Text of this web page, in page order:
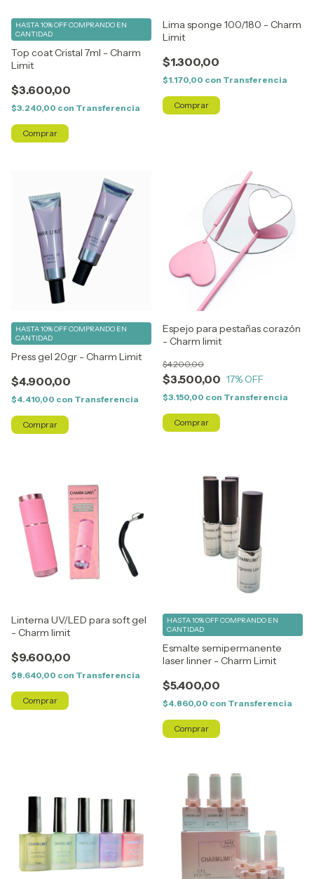
Top coat Cristal 7ml - Charm
Limit
$3.600,00
HASTA 10% OFFCOMPRANDO EN
CANTIDAD
$3.240,00 con Transferencia
Lima sponge 100/180 - Charm
Limit
$1.300,00
$1.170,00 con Transferencia
Press gel 20gr - Charm Limit
$4.900,00
HASTA 10% OFFCOMPRANDO EN
CANTIDAD
$4.410,00 con Transferencia
Espejo para pestañas corazón
- Charm limit
$3.500,00
$4.200,00
17% OFF
$3.150,00 con Transferencia
Linterna UV/LED para soft gel
- Charm limit
$9.600,00
$8.640,00 con Transferencia
Esmalte semipermanente
laser linner - Charm Limit
$5.400,00
HASTA 10% OFFCOMPRANDO EN
CANTIDAD
$4.860,00 con Transferencia